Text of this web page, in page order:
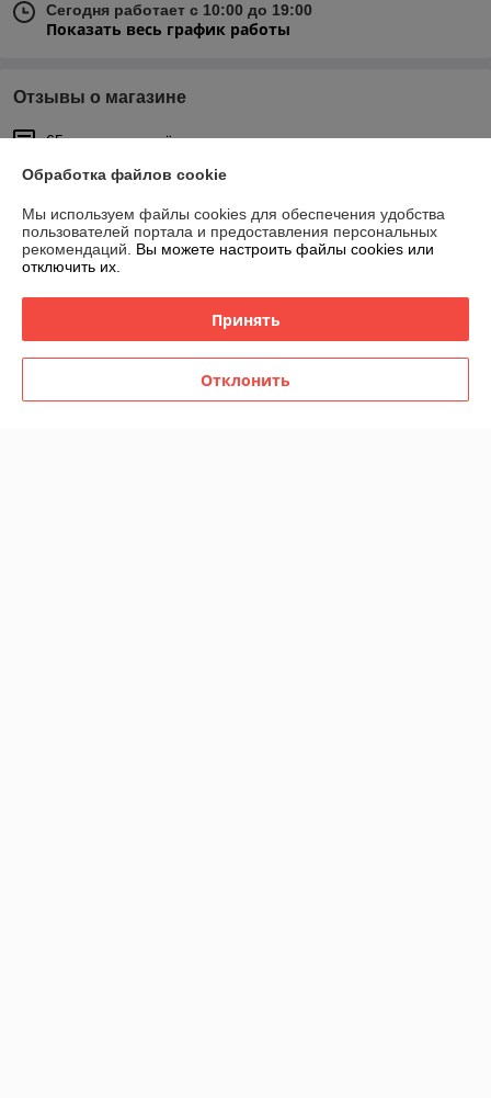
Сегодня работает с 10:00 до 19:00
Показать весь график работы
Отзывы о магазине
65 отзывов за всё время
Ксения
Отлично
Покупатель
Ножницы просто супер, очень острые, спасибо за оперативность !
Сделка подтверждена через корзину
Обработка файлов cookie
Мы используем файлы cookies для обеспечения удобства
пользователей портала и предоставления персональных
рекомендаций. Вы можете настроить файлы cookies или
отключить их.
Принять
Отклонить